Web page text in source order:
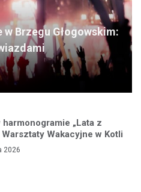
Brzegu Głogowskim:
harmonogramie „Lata z
Warsztaty Wakacyjne w Kotli
2026